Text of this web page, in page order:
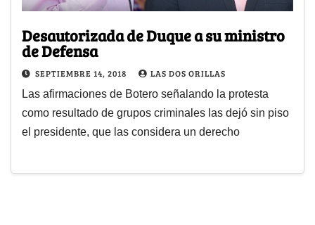
Desautorizada de Duque a su ministro
de Defensa
SEPTIEMBRE 14, 2018 LAS DOS ORILLAS
Las afirmaciones de Botero señalando la protesta
como resultado de grupos criminales las dejó sin piso
el presidente, que las considera un derecho